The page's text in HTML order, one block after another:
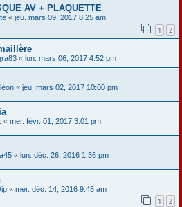
AV + PLAQUETTE
« jeu. mars 09, 2017 8:25 am
1 2
« lun. mars 06, 2017 4:52 pm
« jeu. mars 02, 2017 10:00 pm
« mer. févr. 01, 2017 3:01 pm
« lun. déc. 26, 2016 1:36 pm
« mer. déc. 14, 2016 9:45 am
1 2